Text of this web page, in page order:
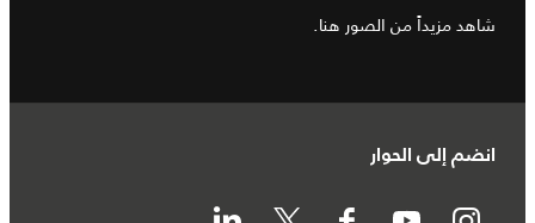
شاهد مزيداً من الصور هنا.
انضم إلى الحوار